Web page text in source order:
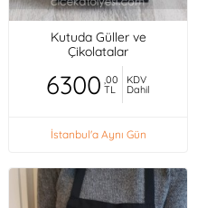
Kutuda Güller ve
Çikolatalar
6300 ,00
TL
KDV
Dahil
İstanbul'a Aynı Gün